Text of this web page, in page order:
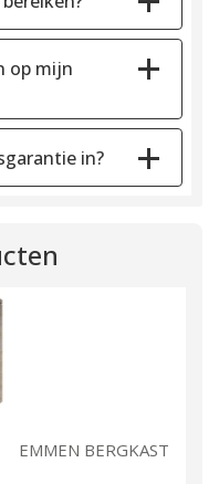
op mijn
in?
EMMEN BERGKAST